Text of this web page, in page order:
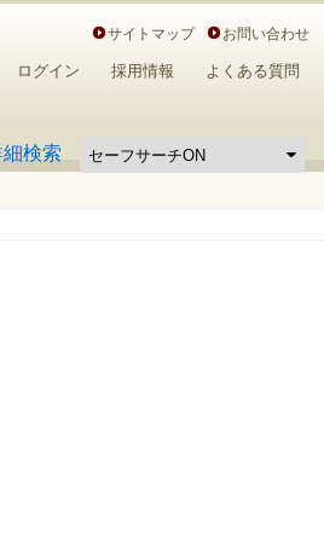
サイトマップ お問い合わせ
ログイン 採用情報 よくある質問
検索